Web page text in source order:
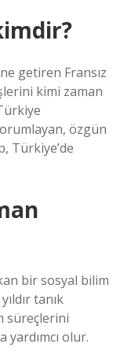
getiren Fransız
kimi zaman
özgün
Türkiye’de
bir sosyal bilim
tanık
süreçlerini
yardımcı olur.